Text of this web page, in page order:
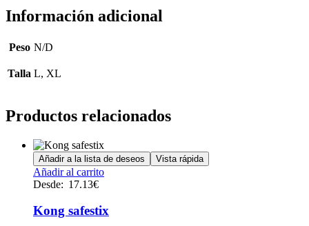
Información adicional
Peso N/D
Talla L, XL
Productos relacionados
Añadir a la lista de deseos Vista rápida
Añadir al carritoEste
múltiples
Desde: 17.13€
Kong safestix